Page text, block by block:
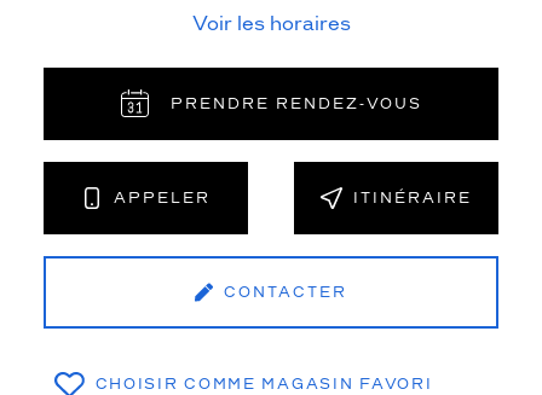
Voir les horaires
PRENDRE RENDEZ‑VOUS
APPELER ITINÉRAIRE
CONTACTER
CHOISIR COMME MAGASIN FAVORI